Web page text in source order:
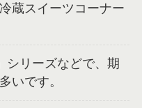
蔵スイーツコーナー
シリーズなどで、期
いです。